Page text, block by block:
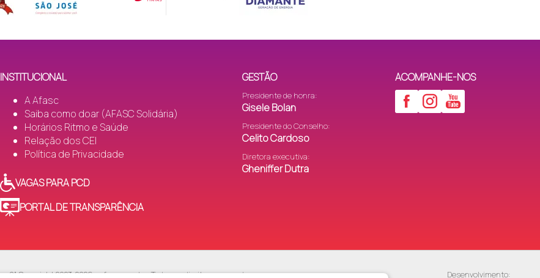
INSTITUCIONAL
A Afasc
Saiba como doar (AFASC Solidária)
Horários Ritmo e Saúde
Relação dos CEI
Política de Privacidade
VAGAS PARA PCD
PORTAL DE TRANSPARÊNCIA
GESTÃO
Presidente de honra:
Gisele Bolan
Presidente do Conselho:
Celito Cardoso
Diretora executiva:
Gheniffer Dutra
ACOMPANHE-NOS
v.01 Copyright 2023-2026 - afasc.com.br · Todos os direitos reservados. Desenvolvimento: